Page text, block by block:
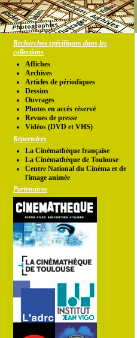
Recherches spécifiques dans les
collections
Affiches
Archives
Articles de périodiques
Dessins
Ouvrages
Photos en accés réservé
Revues de presse
Vidéos (DVD et VHS)
Répertoires
La Cinémathèque française
La Cinémathèque de Toulouse
Centre National du Cinéma et de
l'image animée
Partenaires